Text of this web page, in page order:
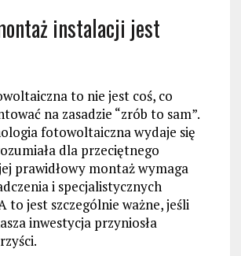
instalacji jest
to nie jest coś, co
na zasadzie “zrób to sam”.
fotowoltaiczna wydaje się
dla przeciętnego
prawidłowy montaż wymaga
i specjalistycznych
to jest szczególnie ważne, jeśli
inwestycja przyniosła